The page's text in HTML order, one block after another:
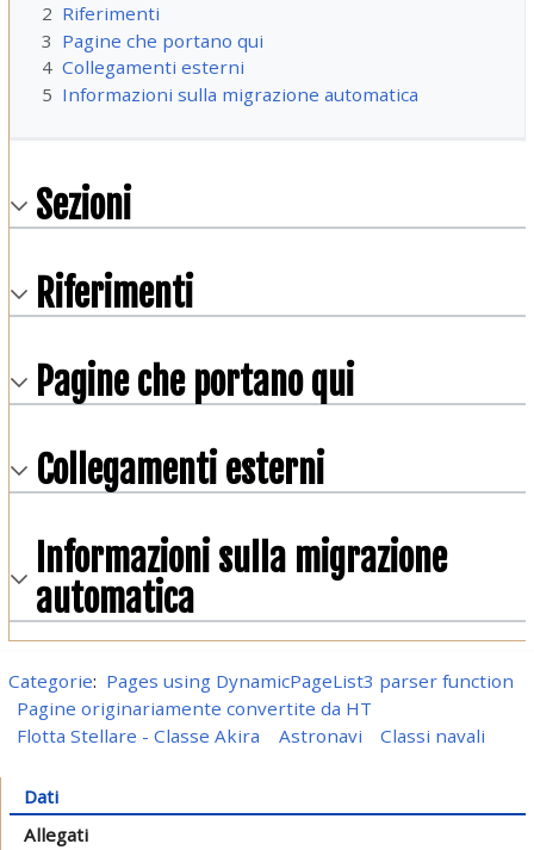
2 Riferimenti
3 Pagine che portano qui
4 Collegamenti esterni
5 Informazioni sulla migrazione automatica
Sezioni
Riferimenti
Pagine che portano qui
Collegamenti esterni
Informazioni sulla migrazione
automatica
Categorie: Pages using DynamicPageList3 parser function
Pagine originariamente convertite da HT
Flotta Stellare - Classe Akira
Astronavi Classi navali
Dati
Allegati